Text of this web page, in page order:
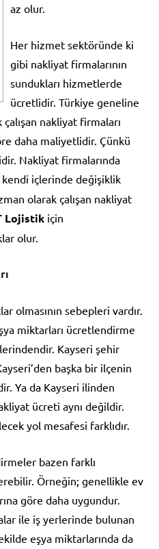
az olur.
Her hizmet sektöründe ki
gibi nakliyat firmalarının
sundukları hizmetlerde
ücretlidir. Türkiye geneline
nakliyat firmaları
daha maliyetlidir. Çünkü
Nakliyat firmalarında
kendi içlerinde değişiklik
olarak çalışan nakliyat
Lojistik için
olur.
olmasının sebepleri vardır.
miktarları ücretlendirme
Kayseri şehir
başka bir ilçenin
Ya da Kayseri ilinden
ücreti aynı değildir.
yol mesafesi farklıdır.
bazen farklı
Örneğin; genellikle ev
göre daha uygundur.
ile iş yerlerinde bulunan
eşya miktarlarında da